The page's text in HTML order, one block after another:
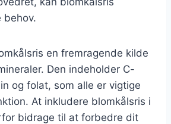
behov.
en fremragende kilde
Den indeholder C-
og folat, som alle er vigtige
At inkludere blomkålsris i
bidrage til at forbedre dit